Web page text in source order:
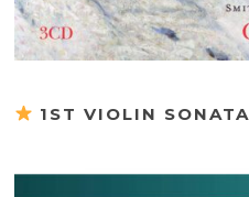
1ST VIOLIN SONATA